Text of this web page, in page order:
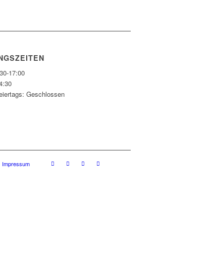
17:00
Geschlossen
Impressum